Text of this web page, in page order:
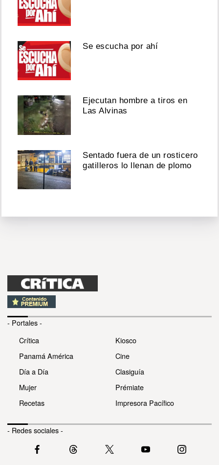
Se escucha por ahí
Ejecutan hombre a tiros en
Las Alvinas
Sentado fuera de un rosticero
gatilleros lo llenan de plomo
- Portales -
Crítica
Panamá América
Día a Día
Mujer
Recetas
Kiosco
Cine
Clasiguía
Prémiate
Impresora Pacífico
- Redes sociales -